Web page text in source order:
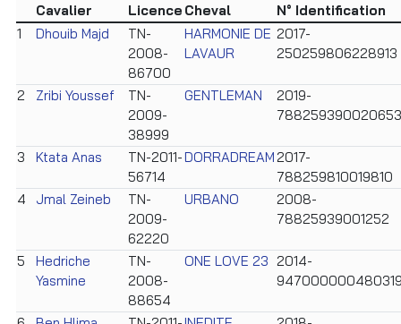
Cavalier
Licence Cheval
N° Identification
1
Dhouib Majd
TN-
2008-
86700
HARMONIE DE
LAVAUR
2017-
250259806228913
2 Zribi Youssef
TN-
2009-
38999
GENTLEMAN
2019-
788259390020653
3 Ktata Anas
TN-2011-
56714
DORRADREAM 2017-
788259810019810
4
Jmal Zeineb
TN-
2009-
62220
URBANO
2008-
78825939001252
5
Hedriche
Yasmine
TN-
2008-
88654
ONE LOVE 23 2014-